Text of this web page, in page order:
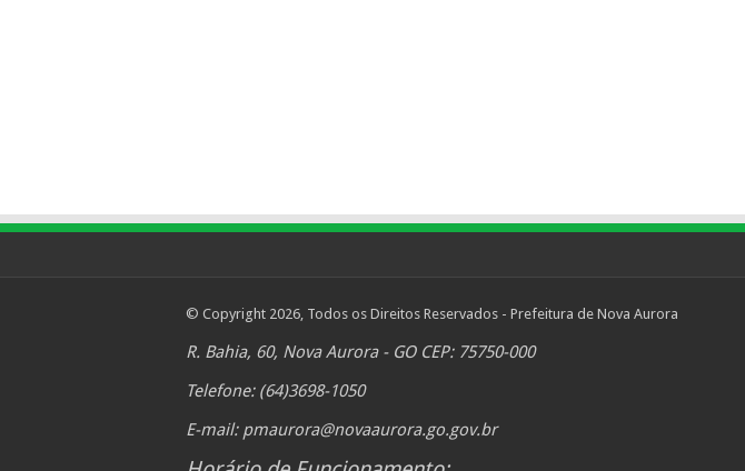
© Copyright 2026, Todos os Direitos Reservados - Prefeitura de Nova Aurora
R. Bahia, 60, Nova Aurora - GO CEP: 75750-000
Telefone: (64)3698-1050
E-mail: pmaurora@novaaurora.go.gov.br